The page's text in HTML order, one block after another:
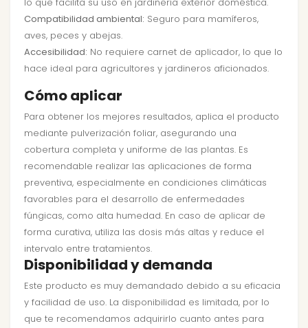
lo que facilita su uso en jardinería exterior doméstica.
Compatibilidad ambiental: Seguro para mamíferos,
aves, peces y abejas.
Accesibilidad: No requiere carnet de aplicador, lo que lo
hace ideal para agricultores y jardineros aficionados.
Cómo aplicar
Para obtener los mejores resultados, aplica el producto
mediante pulverización foliar, asegurando una
cobertura completa y uniforme de las plantas. Es
recomendable realizar las aplicaciones de forma
preventiva, especialmente en condiciones climáticas
favorables para el desarrollo de enfermedades
fúngicas, como alta humedad. En caso de aplicar de
forma curativa, utiliza las dosis más altas y reduce el
intervalo entre tratamientos.
Disponibilidad y demanda
Este producto es muy demandado debido a su eficacia
y facilidad de uso. La disponibilidad es limitada, por lo
que te recomendamos adquirirlo cuanto antes para